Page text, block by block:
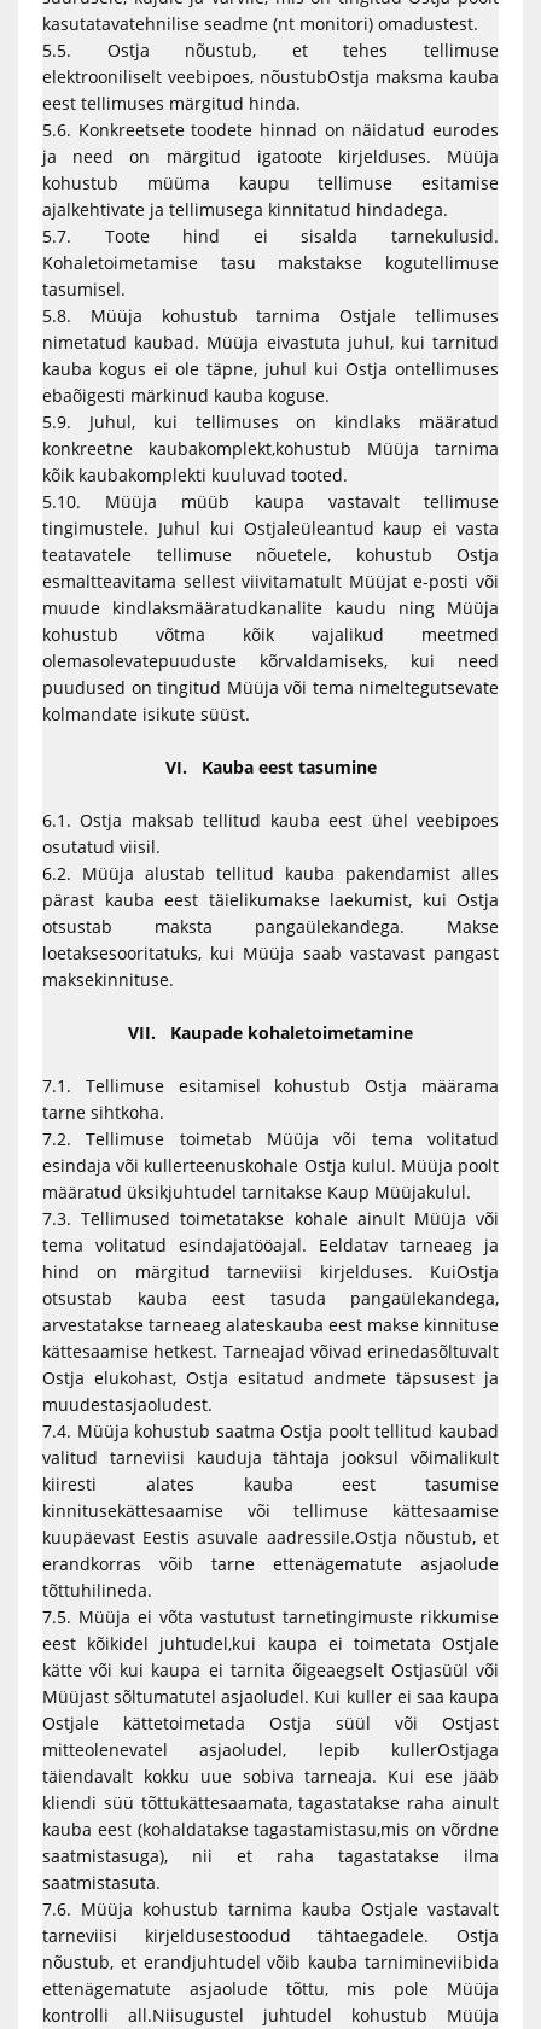
kasutatavatehnilise seadme (nt monitori) omadustest.
5.5. Ostja nõustub, et tehes tellimuse
elektrooniliselt veebipoes, nõustubOstja maksma kauba
eest tellimuses märgitud hinda.
5.6. Konkreetsete toodete hinnad on näidatud eurodes
ja need on märgitud igatoote kirjelduses. Müüja
kohustub müüma kaupu tellimuse esitamise
ajalkehtivate ja tellimusega kinnitatud hindadega.
5.7. Toote hind ei sisalda tarnekulusid.
Kohaletoimetamise tasu makstakse kogutellimuse
tasumisel.
5.8. Müüja kohustub tarnima Ostjale tellimuses
nimetatud kaubad. Müüja eivastuta juhul, kui tarnitud
kauba kogus ei ole täpne, juhul kui Ostja ontellimuses
ebaõigesti märkinud kauba koguse.
5.9. Juhul, kui tellimuses on kindlaks määratud
konkreetne kaubakomplekt,kohustub Müüja tarnima
kõik kaubakomplekti kuuluvad tooted.
5.10. Müüja müüb kaupa vastavalt tellimuse
tingimustele. Juhul kui Ostjaleüleantud kaup ei vasta
teatavatele tellimuse nõuetele, kohustub Ostja
esmaltteavitama sellest viivitamatult Müüjat e-posti või
muude kindlaksmääratudkanalite kaudu ning Müüja
kohustub võtma kõik vajalikud meetmed
olemasolevatepuuduste kõrvaldamiseks, kui need
puudused on tingitud Müüja või tema nimeltegutsevate
kolmandate isikute süüst.
VI. Kauba eest tasumine
6.1. Ostja maksab tellitud kauba eest ühel veebipoes
osutatud viisil.
6.2. Müüja alustab tellitud kauba pakendamist alles
pärast kauba eest täielikumakse laekumist, kui Ostja
otsustab maksta pangaülekandega. Makse
loetaksesooritatuks, kui Müüja saab vastavast pangast
maksekinnituse.
VII. Kaupade kohaletoimetamine
7.1. Tellimuse esitamisel kohustub Ostja määrama
tarne sihtkoha.
7.2. Tellimuse toimetab Müüja või tema volitatud
esindaja või kullerteenuskohale Ostja kulul. Müüja poolt
määratud üksikjuhtudel tarnitakse Kaup Müüjakulul.
7.3. Tellimused toimetatakse kohale ainult Müüja või
tema volitatud esindajatööajal. Eeldatav tarneaeg ja
hind on märgitud tarneviisi kirjelduses. KuiOstja
otsustab kauba eest tasuda pangaülekandega,
arvestatakse tarneaeg alateskauba eest makse kinnituse
kättesaamise hetkest. Tarneajad võivad erinedasõltuvalt
Ostja elukohast, Ostja esitatud andmete täpsusest ja
muudestasjaoludest.
7.4. Müüja kohustub saatma Ostja poolt tellitud kaubad
valitud tarneviisi kauduja tähtaja jooksul võimalikult
kiiresti alates kauba eest tasumise
kinnitusekättesaamise või tellimuse kättesaamise
kuupäevast Eestis asuvale aadressile.Ostja nõustub, et
erandkorras võib tarne ettenägematute asjaolude
tõttuhilineda.
7.5. Müüja ei võta vastutust tarnetingimuste rikkumise
eest kõikidel juhtudel,kui kaupa ei toimetata Ostjale
kätte või kui kaupa ei tarnita õigeaegselt Ostjasüül või
Müüjast sõltumatutel asjaoludel. Kui kuller ei saa kaupa
Ostjale kättetoimetada Ostja süül või Ostjast
mitteolenevatel asjaoludel, lepib kullerOstjaga
täiendavalt kokku uue sobiva tarneaja. Kui ese jääb
kliendi süü tõttukättesaamata, tagastatakse raha ainult
kauba eest (kohaldatakse tagastamistasu,mis on võrdne
saatmistasuga), nii et raha tagastatakse ilma
saatmistasuta.
7.6. Müüja kohustub tarnima kauba Ostjale vastavalt
tarneviisi kirjeldusestoodud tähtaegadele. Ostja
nõustub, et erandjuhtudel võib kauba tarnimineviibida
ettenägematute asjaolude tõttu, mis pole Müüja
kontrolli all.Niisugustel juhtudel kohustub Müüja